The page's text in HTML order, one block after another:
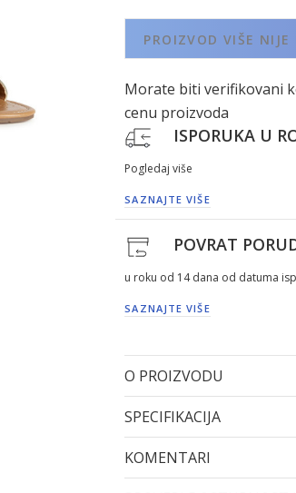
PROIZVOD VIŠE NIJE
Morate biti verifikovani
cenu proizvoda
ISPORUKA U
Pogledaj više
SAZNAJTE VIŠE
POVRAT
u roku od 14 dana od datuma
SAZNAJTE VIŠE
O PROIZVODU
SPECIFIKACIJA
KOMENTARI